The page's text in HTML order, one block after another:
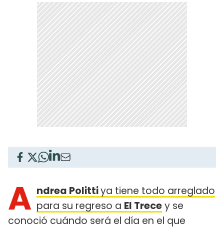
A ndrea Polittiya tiene todo arreglado
para su regreso a El Trecey se
conoció cuándo será el día en el que